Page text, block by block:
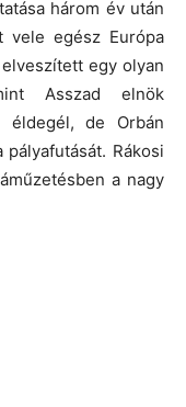
három év után
vele egész Európa
egy olyan
Asszad elnök
éldegél, de Orbán
Rákosi
a nagy